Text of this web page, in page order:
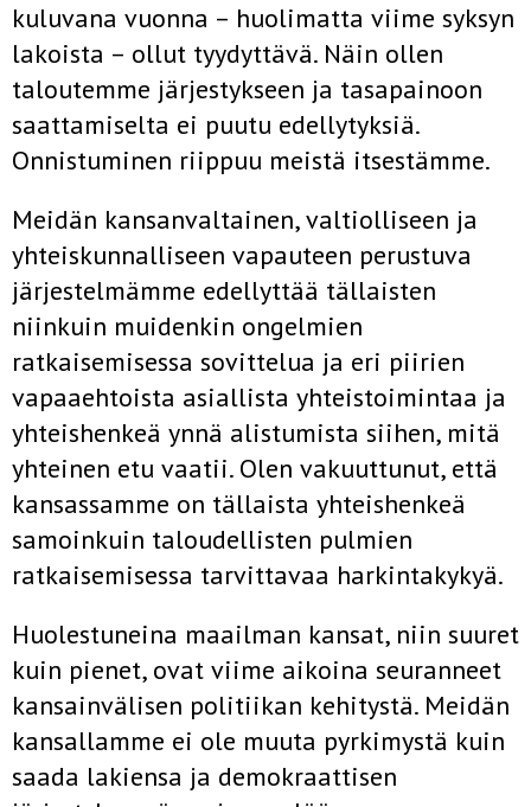
kuluvana vuonna – huolimatta viime syksyn
lakoista – ollut tyydyttävä. Näin ollen
taloutemme järjestykseen ja tasapainoon
saattamiselta ei puutu edellytyksiä.
Onnistuminen riippuu meistä itsestämme.
Meidän kansanvaltainen, valtiolliseen ja
yhteiskunnalliseen vapauteen perustuva
järjestelmämme edellyttää tällaisten
niinkuin muidenkin ongelmien
ratkaisemisessa sovittelua ja eri piirien
vapaaehtoista asiallista yhteistoimintaa ja
yhteishenkeä ynnä alistumista siihen, mitä
yhteinen etu vaatii. Olen vakuuttunut, että
kansassamme on tällaista yhteishenkeä
samoinkuin taloudellisten pulmien
ratkaisemisessa tarvittavaa harkintakykyä.
Huolestuneina maailman kansat, niin suuret
kuin pienet, ovat viime aikoina seuranneet
kansainvälisen politiikan kehitystä. Meidän
kansallamme ei ole muuta pyrkimystä kuin
saada lakiensa ja demokraattisen